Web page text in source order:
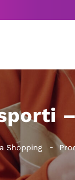
Shopping